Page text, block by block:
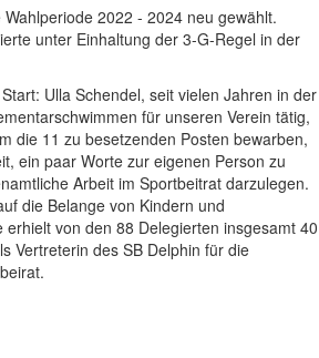
2022 - 2024 neu gewählt.
unter Einhaltung der 3-G-Regel in der
Ulla Schendel, seit vielen Jahren in der
für unseren Verein tätig,
die 11 zu besetzenden Posten bewarben,
ein paar Worte zur eigenen Person zu
Arbeit im Sportbeitrat darzulegen.
die Belange von Kindern und
von den 88 Delegierten insgesamt 40
Vertreterin des SB Delphin für die